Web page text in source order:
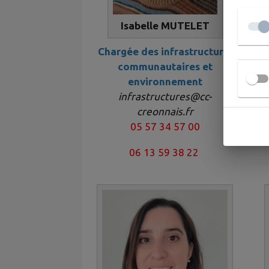
Isabelle MUTELET
Chargée des infrastructures
communautaires et
environnement
infrastructures@cc-
creonnais.fr
05 57 34 57 00
06 13 59 38 22